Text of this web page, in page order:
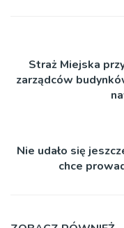
Straż Miejska
zarządców
Nie udało się
chce